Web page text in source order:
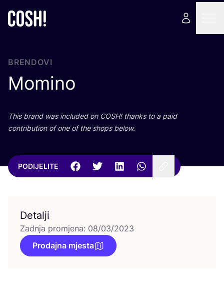
BRENDOVI
Momino
This brand was inclu­ded on COSH! than­ks to a paid
con­tri­bu­ti­on of one of the shops below.
PODIJELITE
Detalji
Zadnja promjena: 08/03/2023
Prodajna mjesta